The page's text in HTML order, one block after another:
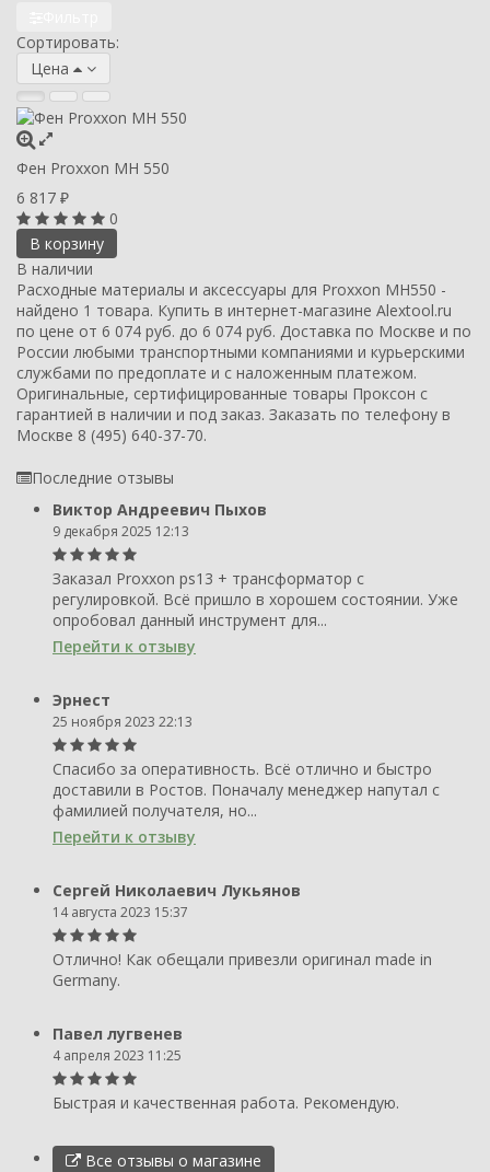
Сортировать:
Цена
Фен Proxxon MH 550
6 817 ₽
0
В корзину
В наличии
Расходные материалы и аксессуары для Proxxon MH550 -
найдено 1 товара. Купить в интернет-магазине Alextool.ru
по цене от 6 074 руб. до 6 074 руб. Доставка по Москве и по
России любыми транспортными компаниями и курьерскими
службами по предоплате и с наложенным платежом.
Оригинальные, сертифицированные товары Проксон с
гарантией в наличии и под заказ. Заказать по телефону в
Москве 8 (495) 640-37-70.
Последние отзывы
Виктор Андреевич Пыхов
9 декабря 2025 12:13
Заказал Proxxon ps13 + трансформатор с
регулировкой. Всё пришло в хорошем состоянии. Уже
опробовал данный инструмент для...
Перейти к отзыву
Эрнест
25 ноября 2023 22:13
Спасибо за оперативность. Всё отлично и быстро
доставили в Ростов. Поначалу менеджер напутал с
фамилией получателя, но...
Перейти к отзыву
Сергей Николаевич Лукьянов
14 августа 2023 15:37
Отлично! Как обещали привезли оригинал made in
Germany.
Павел лугвенев
4 апреля 2023 11:25
Быстрая и качественная работа. Рекомендую.
Все отзывы о магазине